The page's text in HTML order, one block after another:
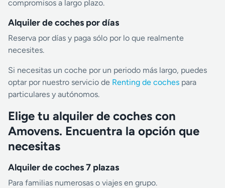
compromisos a largo plazo.
Alquiler de coches por días
Reserva por días y paga sólo por lo que realmente
necesites.
Si necesitas un coche por un periodo más largo, puedes
optar por nuestro servicio de Renting de coches para
particulares y autónomos.
Elige tu alquiler de coches con
Amovens. Encuentra la opción que
necesitas
Alquiler de coches 7 plazas
Para familias numerosas o viajes en grupo.